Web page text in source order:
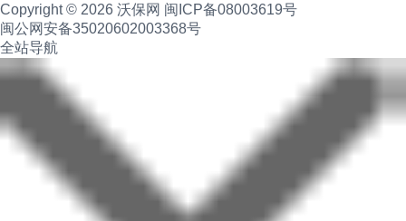
Copyright © 2026 沃保网 闽ICP备08003619号
闽公网安备35020602003368号
全站导航